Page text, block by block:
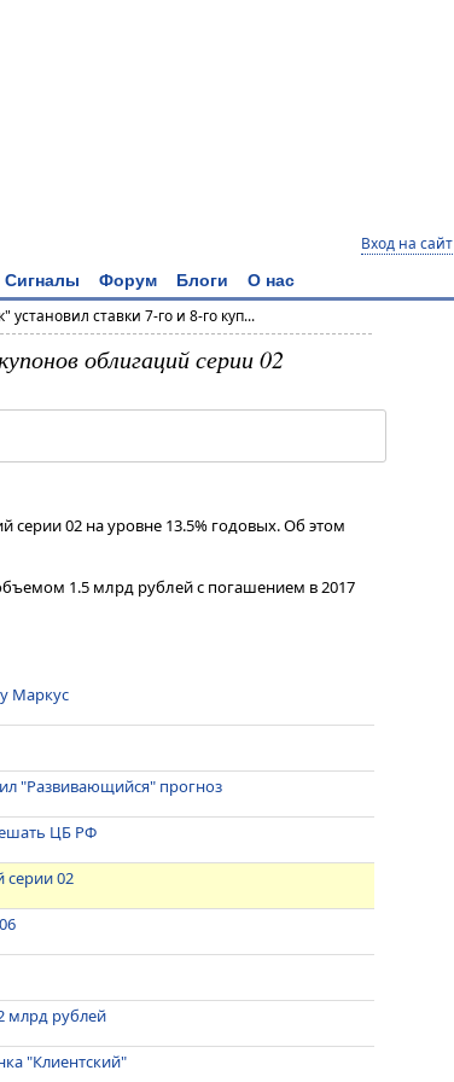
Вход на сайт
Сигналы Форум Блоги О нас
ставки 7-го и 8-го куп...
облигаций серии 02
02 на уровне 13.5% годовых. Об этом
1.5 млрд рублей с погашением в 2017
Маркус
"Развивающийся" прогноз
ЦБ РФ
серии 02
млрд рублей
"Клиентский"